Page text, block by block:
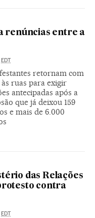
renúncias entre a
EDT
retornam com
ruas para exigir
antecipadas após a
que já deixou 159
e mais de 6.000
das Relações
contra
EDT